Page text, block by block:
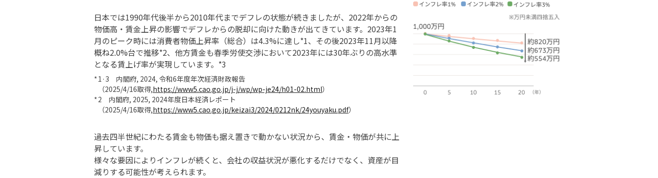
日本では1990年代後半から2010年代までデフレの状態が続きましたが、2022年からの
物価高・賃金上昇の影響でデフレからの脱却に向けた動きが出てきています。2023年1
月のピーク時には消費者物価上昇率（総合）は4.3%に達し*1、その後2023年11月以降
概ね2.0%台で推移*2、他方賃金も春季労使交渉において2023年には30年ぶりの高水準
となる賃上げ率が実現しています。*3
1·3 内閣府, 2024, 令和6年度年次経済財政報告
（2025/4/16取得,https://www5.cao.go.jp/j-j/wp/wp-je24/h01-02.html）
2 内閣府, 2025, 2024年度日本経済レポート
（2025/4/16取得,https://www5.cao.go.jp/keizai3/2024/0212nk/24youyaku.pdf）
過去四半世紀にわたる賃金も物価も据え置きで動かない状況から、賃金・物価が共に上
昇しています。
様々な要因によりインフレが続くと、会社の収益状況が悪化するだけでなく、資産が目
減りする可能性が考えられます。